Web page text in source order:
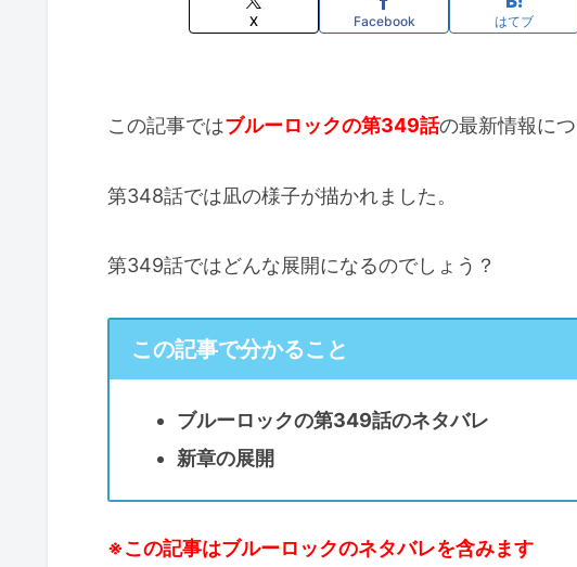
X Facebook はてブ
この記事ではブルーロックの第349話の最新情報に
第348話では凪の様子が描かれました。
第349話ではどんな展開になるのでしょう？
この記事で分かること
ブルーロックの第349話のネタバレ
新章の展開
※この記事はブルーロックのネタバレを含みます